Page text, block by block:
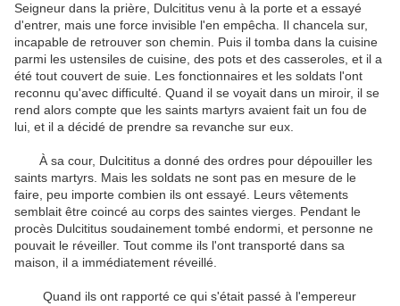
Seigneur dans la prière Dulcititus venu à la porte et a essayé
d'entrer, mais une force invisible l'en empêcha. Il chancela sur,
incapable de retrouver son chemin Puis il tomba dans la cuisine
parmi les ustensiles de cuisine, des pots et des casseroles et il a
été tout couvert de suie Les fonctionnaires et les soldats l'ont
reconnu qu'avec difficulté. Quand il se voyait dans un miroir, il se
rend alors compte que les saints martyrs avaient fait un fou de
lui et il a décidé de prendre sa revanche sur eux
À sa cour, Dulcititus a donné des ordres pour dépouiller les
saints martyrs Mais les soldats ne sont pas en mesure de le
faire peu importe combien ils ont essayé. Leurs vêtements
semblait être coincé au corps des saintes vierges Pendant le
procès Dulcititus soudainement tombé endormi et personne ne
pouvait le réveiller. Tout comme ils l'ont transporté dans sa
maison , il a immédiatement réveillé
Quand ils ont rapporté ce qui s'était passé à l'empereur